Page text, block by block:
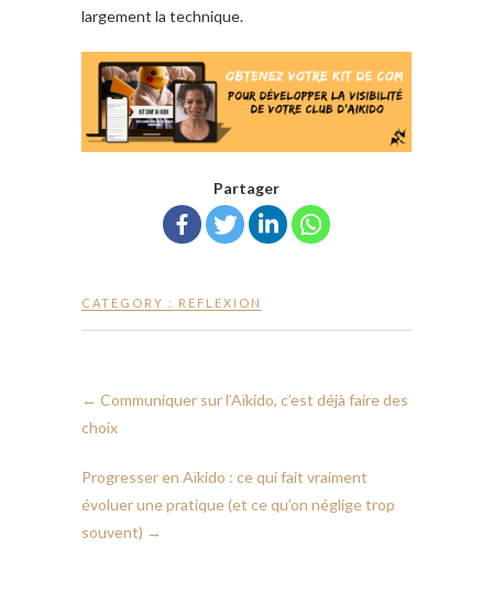
largement la technique.
Partager
CATEGORY : REFLEXION
← Communiquer sur l’Aïkido, c’est déjà faire des
choix
Progresser en Aïkido : ce qui fait vraiment
évoluer une pratique (et ce qu’on néglige trop
souvent) →